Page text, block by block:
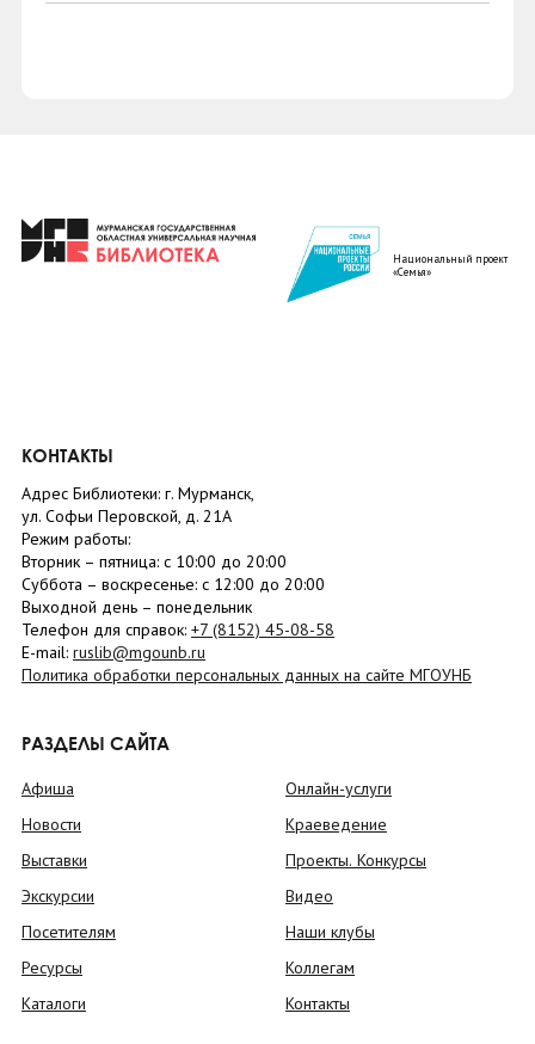
Национальный проект
«Семья»
КОНТАКТЫ
Адрес Библиотеки: г. Мурманск,
ул. Софьи Перовской, д. 21А
Режим работы:
Вторник – пятница: с 10:00 до 20:00
Суббота – воскресенье: c 12:00 до 20:00
Выходной день – понедельник
Телефон для справок: +7 (8152) 45-08-58
E-mail: ruslib@mgounb.ru
Политика обработки персональных данных на сайте МГОУНБ
РАЗДЕЛЫ САЙТА
Афиша
Новости
Выставки
Экскурсии
Посетителям
Ресурсы
Каталоги
Онлайн-услуги
Краеведение
Проекты. Конкурсы
Видео
Наши клубы
Коллегам
Контакты